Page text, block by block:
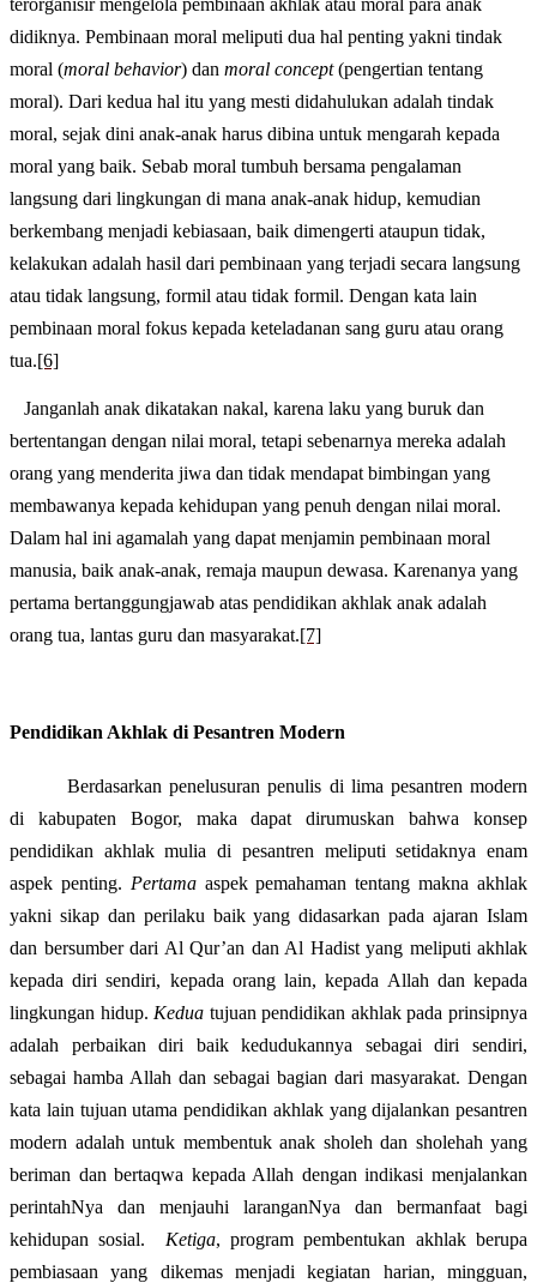
didiknya. Pembinaan moral meliputi dua hal penting yakni tindak
moral (moral behavior) dan moral concept(pengertian tentang
moral). Dari kedua hal itu yang mesti didahulukan adalah tindak
moral, sejak dini anak-anak harus dibina untuk mengarah kepada
moral yang baik. Sebab moral tumbuh bersama pengalaman
langsung dari lingkungan di mana anak-anak hidup, kemudian
berkembang menjadi kebiasaan, baik dimengerti ataupun tidak,
kelakukan adalah hasil dari pembinaan yang terjadi secara langsung
atau tidak langsung, formil atau tidak formil. Dengan kata lain
pembinaan moral fokus kepada keteladanan sang guru atau orang
tua.[6]
Janganlah anak dikatakan nakal, karena laku yang buruk dan
bertentangan dengan nilai moral, tetapi sebenarnya mereka adalah
orang yang menderita jiwa dan tidak mendapat bimbingan yang
membawanya kepada kehidupan yang penuh dengan nilai moral.
Dalam hal ini agamalah yang dapat menjamin pembinaan moral
manusia, baik anak-anak, remaja maupun dewasa. Karenanya yang
pertama bertanggungjawab atas pendidikan akhlak anak adalah
orang tua, lantas guru dan masyarakat.[7]
Pendidikan Akhlak di Pesantren Modern
Berdasarkan penelusuran penulis di lima pesantren modern
di kabupaten Bogor, maka dapat dirumuskan bahwa konsep
pendidikan akhlak mulia di pesantren meliputi setidaknya enam
aspek penting. Pertamaaspek pemahaman tentang makna akhlak
yakni sikap dan perilaku baik yang didasarkan pada ajaran Islam
dan bersumber dari Al Qur’an dan Al Hadist yang meliputi akhlak
kepada diri sendiri, kepada orang lain, kepada Allah dan kepada
lingkungan hidup. Kedua tujuan pendidikan akhlak pada prinsipnya
adalah perbaikan diri baik kedudukannya sebagai diri sendiri,
sebagai hamba Allah dan sebagai bagian dari masyarakat. Dengan
kata lain tujuan utama pendidikan akhlak yang dijalankan pesantren
modern adalah untuk membentuk anak sholeh dan sholehah yang
beriman dan bertaqwa kepada Allah dengan indikasi menjalankan
perintahNya dan menjauhi laranganNya dan bermanfaat bagi
kehidupan sosial.
Ketiga, program pembentukan akhlak berupa
pembiasaan yang dikemas menjadi kegiatan harian, mingguan,